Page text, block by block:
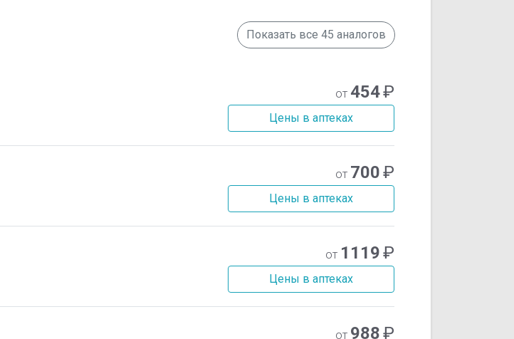
Показать все 45 аналогов
от 454₽
Цены в аптеках
от 700₽
Цены в аптеках
от 1119₽
Цены в аптеках
от 988₽